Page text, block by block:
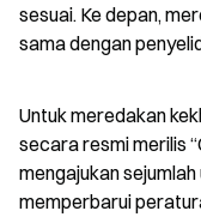
sesuai. Ke depan,
sama dengan
Untuk meredakan
secara resmi merilis
mengajukan
memperbarui